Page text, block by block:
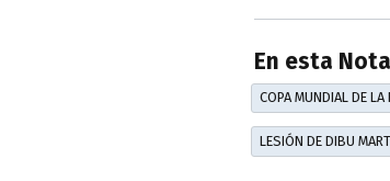
En esta Nota
COPA MUNDIAL DE LA
LESIÓN DE DIBU